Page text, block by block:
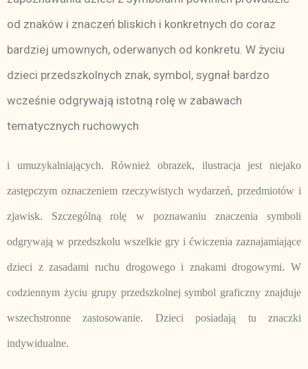
od znaków i znaczeń bliskich i konkretnych do coraz
bardziej umownych, oderwanych od konkretu. W życiu
dzieci przedszkolnych znak, symbol, sygnał bardzo
wcześnie odgrywają istotną rolę w zabawach
tematycznych ruchowych
i umuzykalniających. Również obrazek, ilustracja jest niejako
zastępczym oznaczeniem rzeczywistych wydarzeń, przedmiotów i
zjawisk. Szczególną rolę w poznawaniu znaczenia symboli
odgrywają w przedszkolu wszelkie gry i ćwiczenia zaznajamiające
dzieci z zasadami ruchu drogowego i znakami drogowymi. W
codziennym życiu grupy przedszkolnej symbol graficzny znajduje
wszechstronne zastosowanie. Dzieci posiadają tu znaczki
indywidualne.